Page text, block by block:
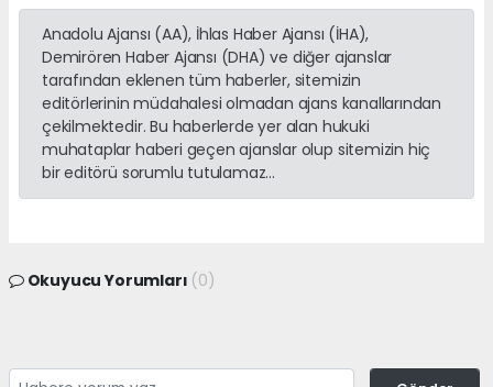
Anadolu Ajansı (AA), İhlas Haber Ajansı (İHA),
Demirören Haber Ajansı (DHA) ve diğer ajanslar
tarafından eklenen tüm haberler, sitemizin
editörlerinin müdahalesi olmadan ajans kanallarından
çekilmektedir. Bu haberlerde yer alan hukuki
muhataplar haberi geçen ajanslar olup sitemizin hiç
bir editörü sorumlu tutulamaz...
Okuyucu Yorumları (0)